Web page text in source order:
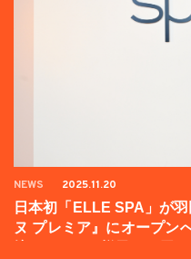
NEWS 2025.11.20
日本初「ELLE SPA」が
ヌ プレミア』にオープン